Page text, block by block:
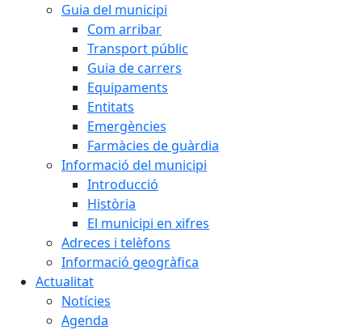
Guia del municipi
Com arribar
Transport públic
Guia de carrers
Equipaments
Entitats
Emergències
Farmàcies de guàrdia
Informació del municipi
Introducció
Història
El municipi en xifres
Adreces i telèfons
Informació geogràfica
Actualitat
Notícies
Agenda